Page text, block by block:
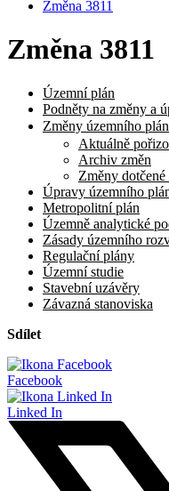
Změna 3811
Změna 3811
Územní plán
Podněty na změny a
Změny územního
Aktuálně
Archiv změn
Změny
Úpravy územního
Metropolitní plán
Územně analytické
Zásady územního
Regulační plány
Územní studie
Stavební uzávěry
Závazná stanoviska
Sdílet
Facebook
Linked In